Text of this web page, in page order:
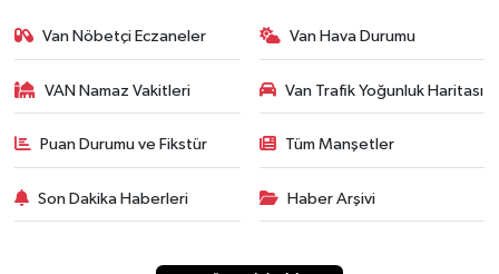
Van Nöbetçi Eczaneler Van Hava Durumu
VAN Namaz Vakitleri Van Trafik Yoğunluk Haritası
Puan Durumu ve Fikstür Tüm Manşetler
Son Dakika Haberleri Haber Arşivi